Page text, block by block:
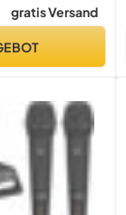
gratis Versand